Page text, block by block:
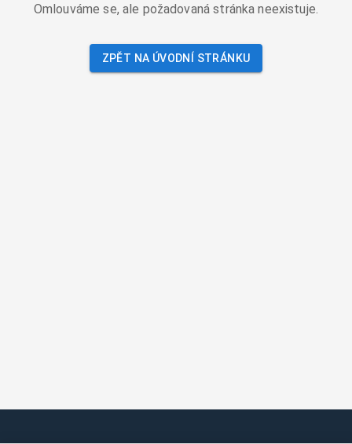
Omlouváme se, ale požadovaná stránka neexistuje.
ZPĚT NA ÚVODNÍ STRÁNKU